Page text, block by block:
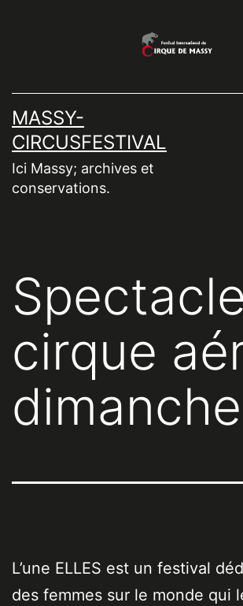
MASSY-
CIRCUSFESTIVAL
Ici Massy; archives et
conservations.
cirque
dimanche
L’une ELLES est un festival
des femmes sur le monde qui